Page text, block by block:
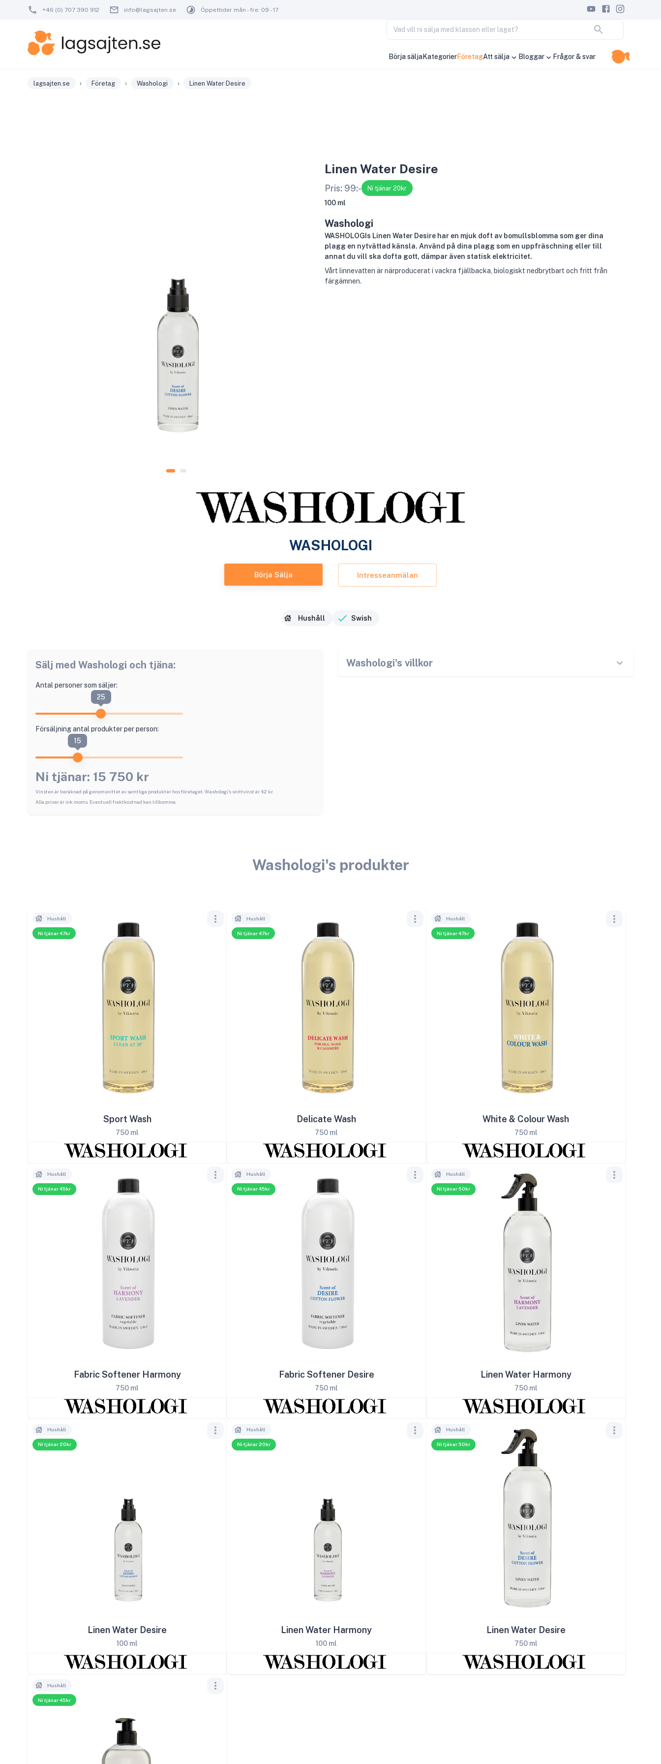
+46 (0) 707 390 912 info@lagsajten.se Öppettider mån - fre: 09 - 17
Vad vill ni sälja med klassen eller laget?
Börja säljaKategorierFöretagAtt sälja Bloggar Frågor & svar
lagsajten.se › Företag › Washologi › Linen Water Desire
Linen Water Desire
Pris: 99:- Ni tjänar 20kr
100 ml
Washologi
WASHOLOGIs Linen Water Desire har en mjuk doft av bomullsblomma som ger dina
plagg en nytvättad känsla. Använd på dina plagg som en uppfräschning eller till
annat du vill ska dofta gott, dämpar även statisk elektricitet.
Vårt linnevatten är närproducerat i vackra fjällbacka, biologiskt nedbrytbart och fritt från
färgämnen.
WASHOLOGI
Börja Sälja Intresseanmälan
Hushåll Swish
Sälj med Washologi och tjäna:
Antal personer som säljer:
25
Försäljning antal produkter per person:
15
Ni tjänar: 15 750 kr
Vinsten är beräknad på genomsnittet av samtliga produkter hos företaget. Washologi's snittvinst är42 kr.
Alla priser är ink moms. Eventuell fraktkostnad kan tillkomma.
Washologi's villkor
Washologi's produkter
Ni tjänar 47kr
Hushåll
Sport Wash
750 ml
Ni tjänar 47kr
Hushåll
Delicate Wash
750 ml
Ni tjänar 47kr
Hushåll
White & Colour Wash
750 ml
Ni tjänar 45kr
Hushåll
Fabric Softener Harmony
750 ml
Ni tjänar 45kr
Hushåll
Fabric Softener Desire
750 ml
Ni tjänar 50kr
Hushåll
Linen Water Harmony
750 ml
Ni tjänar 20kr
Hushåll
Linen Water Desire
100 ml
Ni tjänar 20kr
Hushåll
Linen Water Harmony
100 ml
Ni tjänar 50kr
Hushåll
Linen Water Desire
750 ml
Ni tjänar 45kr
Hushåll